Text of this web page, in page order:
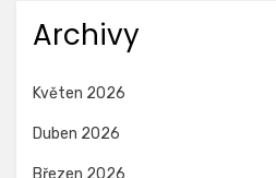
Archivy
Květen 2026
Duben 2026
Březen 2026